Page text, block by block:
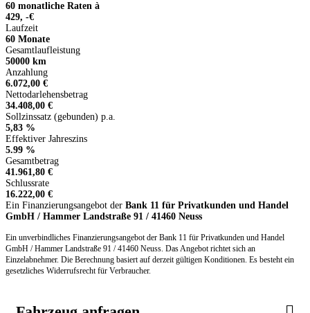
60 monatliche Raten à
429, -€
Laufzeit
60 Monate
Gesamtlaufleistung
50000 km
Anzahlung
6.072,00 €
Nettodarlehensbetrag
34.408,00 €
Sollzinssatz (gebunden) p.a.
5,83 %
Effektiver Jahreszins
5.99 %
Gesamtbetrag
41.961,80 €
Schlussrate
16.222,00 €
Ein Finanzierungsangebot der Bank 11 für Privatkunden und Handel
GmbH / Hammer Landstraße 91 / 41460 Neuss
Ein unverbindliches Finanzierungsangebot der Bank 11 für Privatkunden und Handel
GmbH / Hammer Landstraße 91 / 41460 Neuss. Das Angebot richtet sich an
Einzelabnehmer. Die Berechnung basiert auf derzeit gültigen Konditionen. Es besteht ein
gesetzliches Widerrufsrecht für Verbraucher.